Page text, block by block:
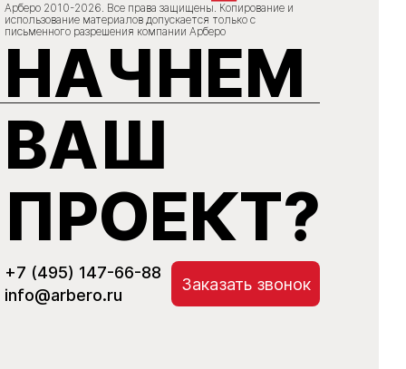
Арберо 2010-2026. Все права защищены. Копирование и
использование материалов допускается только с
письменного разрешения компании Арберо
НАЧНЕМ
ВАШ
ПРОЕКТ?
+7 (495) 147-66-88
info@arbero.ru
Заказать звонок